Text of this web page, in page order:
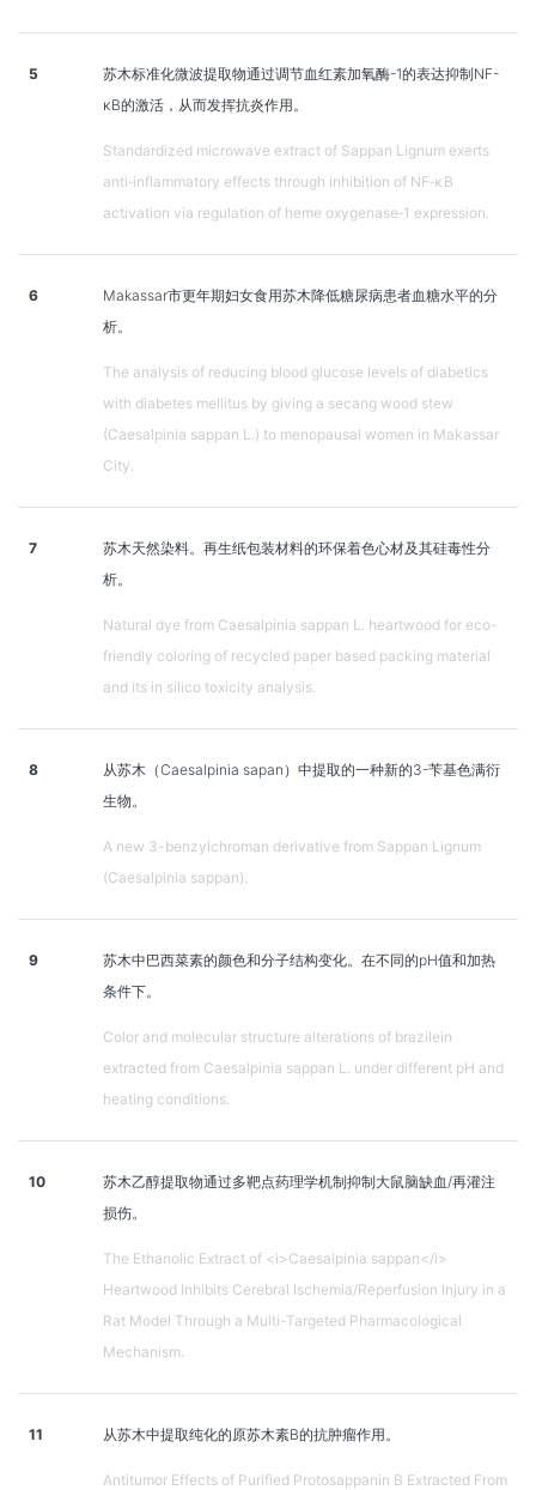
5
苏木标准化微波提取物通过调节血红素加氧酶-1的表达抑制NF-
κB的激活，从而发挥抗炎作用。
Standardized microwave extract of Sappan Lignum exerts
anti‑inflammatory effects through inhibition of NF‑κB
activation via regulation of heme oxygenase‑1 expression.
6
Makassar市更年期妇女食用苏木降低糖尿病患者血糖水平的分
析。
The analysis of reducing blood glucose levels of diabetics
with diabetes mellitus by giving a secang wood stew
(Caesalpinia sappan L.) to menopausal women in Makassar
City.
7
苏木天然染料。再生纸包装材料的环保着色心材及其硅毒性分
析。
Natural dye from Caesalpinia sappan L. heartwood for eco-
friendly coloring of recycled paper based packing material
and its in silico toxicity analysis.
8
从苏木（Caesalpinia sapan）中提取的一种新的3-苄基色满衍
生物。
A new 3-benzylchroman derivative from Sappan Lignum
(Caesalpinia sappan).
9
苏木中巴西菜素的颜色和分子结构变化。在不同的pH值和加热
条件下。
Color and molecular structure alterations of brazilein
extracted from Caesalpinia sappan L. under different pH and
heating conditions.
10
苏木乙醇提取物通过多靶点药理学机制抑制大鼠脑缺血/再灌注
损伤。
The Ethanolic Extract of <i>Caesalpinia sappan</i>
Heartwood Inhibits Cerebral Ischemia/Reperfusion Injury in a
Rat Model Through a Multi-Targeted Pharmacological
Mechanism.
11 从苏木中提取纯化的原苏木素B的抗肿瘤作用。
Antitumor Effects of Purified Protosappanin B Extracted From